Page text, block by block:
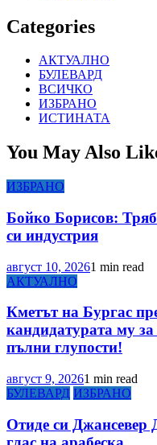
Categories
АКТУАЛНО
БУЛЕВАРД
ВСИЧКО
ИЗБРАНО
ИСТИНАТА
You May Also
ИЗБРАНО
Бойко Борисов:
си индустрия
август 10, 20261 min read
АКТУАЛНО
Кметът на Бургас
кандидатурата му
пълни глупости!
август 9, 20261 min read
БУЛЕВАРД ИЗБРАНО
Отиде си Джансевер